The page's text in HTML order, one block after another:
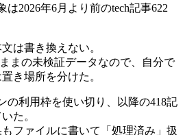
は2026年6月より前のtech記事622
は書き換えない。
まの未検証データなので、自分で
き場所を分けた。
の利用枠を使い切り、以降の418記
た。
ファイルに書いて「処理済み」扱